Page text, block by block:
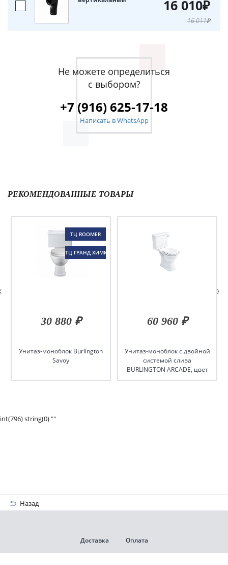
16 010₽
16 011₽
Не можете определиться
с выбором?
+7 (916) 625-17-18
Написать в WhatsApp
РЕКОМЕНДОВАННЫЕ ТОВАРЫ
ТЦ ROOMER
ТЦ ГРАНД ХИМКИ
30 880 ₽
Унитаз-моноблок Burlington
Savoy
60 960 ₽
Унитаз-моноблок с двойной
системой слива
BURLINGTON ARCADE, цвет
белый
int(796) string(0) ""
Назад
Доставка Оплата